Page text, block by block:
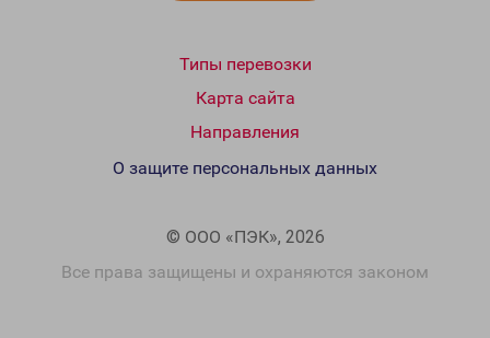
Типы перевозки
Карта сайта
Направления
© ООО «ПЭК», 2026
Все права защищены и охраняются законом
О защите персональных данных